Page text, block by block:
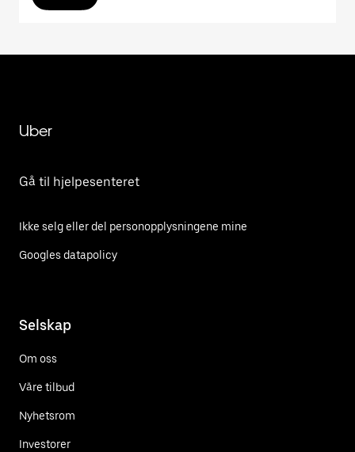
Uber
Gå til hjelpesenteret
Ikke selg eller del personopplysningene mine
Googles datapolicy
Selskap
Om oss
Våre tilbud
Nyhetsrom
Investorer